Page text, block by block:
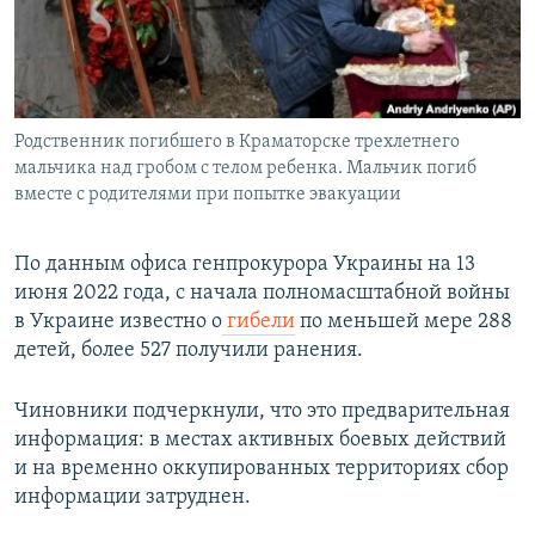
Родственник погибшего в Краматорске трехлетнего
мальчика над гробом с телом ребенка. Мальчик погиб
вместе с родителями при попытке эвакуации
По данным офиса генпрокурора Украины на 13
июня 2022 года, с начала полномасштабной войны
в Украине известно о гибели по меньшей мере 288
детей, более 527 получили ранения.
Чиновники подчеркнули, что это предварительная
информация: в местах активных боевых действий
и на временно оккупированных территориях сбор
информации затруднен.